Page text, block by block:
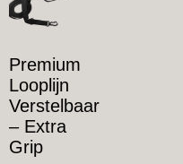
Premium
Looplijn
Verstelbaar
– Extra
Grip